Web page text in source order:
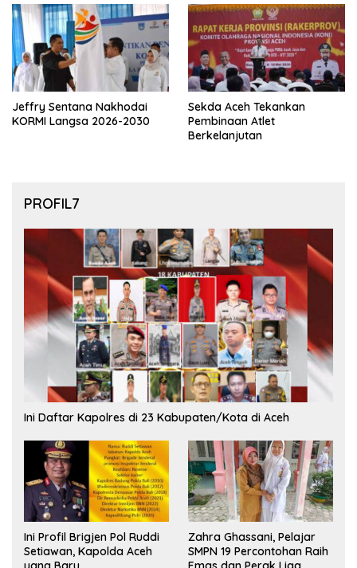
Jeffry Sentana Nakhodai
KORMI Langsa 2026-2030
Sekda Aceh Tekankan
Pembinaan Atlet
Berkelanjutan
PROFIL7
Ini Daftar Kapolres di 23 Kabupaten/Kota di Aceh
Ini Profil Brigjen Pol Ruddi
Setiawan, Kapolda Aceh
Zahra Ghassani, Pelajar
SMPN 19 Percontohan Raih